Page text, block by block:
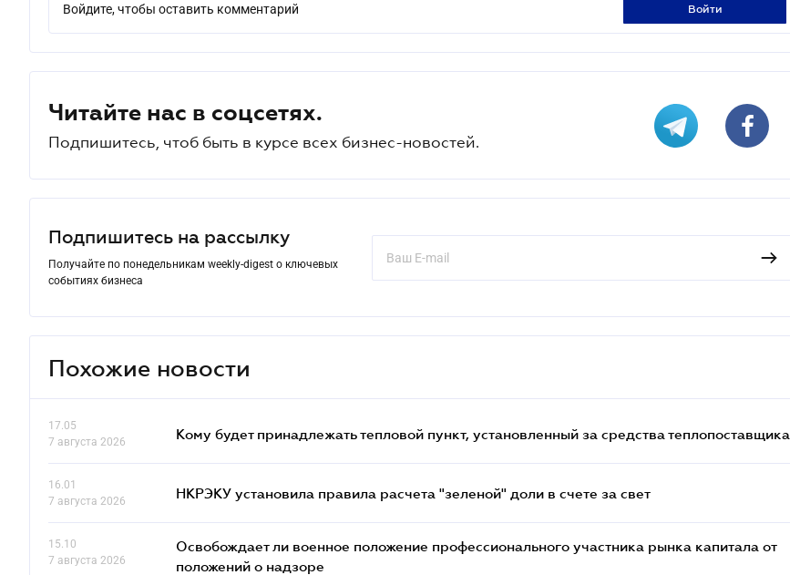
Войдите, чтобы оставить комментарий войти
Читайте нас в соцсетях.
Подпишитесь, чтоб быть в курсе всех бизнес-новостей.
Подпишитесь на рассылку
Получайте по понедельникам weekly-digest о ключевых
событиях бизнеса
Похожие новости
17.05
7 августа 2026
Кому будет принадлежать тепловой пункт, установленный за средства теплопоставщика
16.01
7 августа 2026
НКРЭКУ установила правила расчета "зеленой" доли в счете за свет
15.10
7 августа 2026
Освобождает ли военное положение профессионального участника рынка капитала от
положений о надзоре